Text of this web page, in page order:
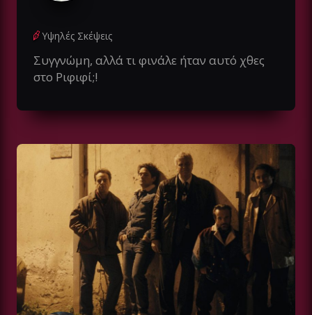
Υψηλές Σκέψεις
Συγγνώμη, αλλά τι φινάλε ήταν αυτό χθες
στο Ριφιφί;!